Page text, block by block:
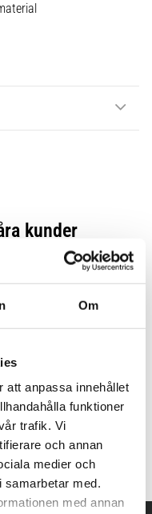
Om
att anpassa innehållet
funktioner
trafik. Vi
och annan
medier och
samarbetar med.
med annan